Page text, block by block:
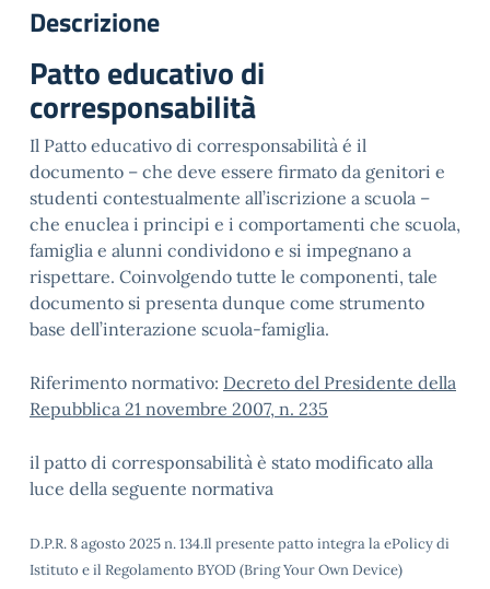
Descrizione
Patto educativo di
corresponsabilità
Il Patto educativo di corresponsabilità é il
documento – che deve essere firmato da genitori e
studenti contestualmente all’iscrizione a scuola –
che enuclea i principi e i comportamenti che scuola,
famiglia e alunni condividono e si impegnano a
rispettare. Coinvolgendo tutte le componenti, tale
documento si presenta dunque come strumento
base dell’interazione scuola-famiglia.
Riferimento normativo: Decreto del Presidente della
Repubblica 21 novembre 2007, n. 235
il patto di corresponsabilità è stato modificato alla
luce della seguente normativa
D.P.R. 8 agosto 2025 n. 134.Il presente patto integra la ePolicy di
Istituto e il Regolamento BYOD (Bring Your Own Device)